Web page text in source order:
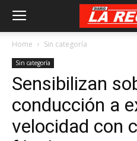
Home Sin categoría
Sin categoría
Sensibilizan
conducción a
velocidad con